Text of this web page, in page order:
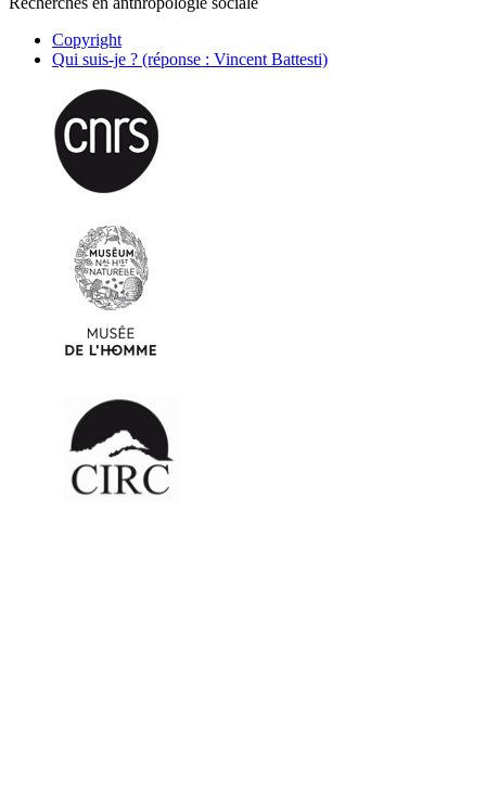
Copyright
Qui suis-je ? (réponse : Vincent Battesti)